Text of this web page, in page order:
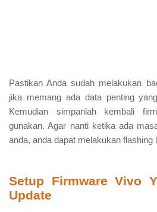
Pastikan Anda sudah melakukan
jika memang ada data penting
Kemudian simpanlah kembali
gunakan. Agar nanti ketika ada
anda, anda dapat melakukan flashing
Setup Firmware Vivo
Update